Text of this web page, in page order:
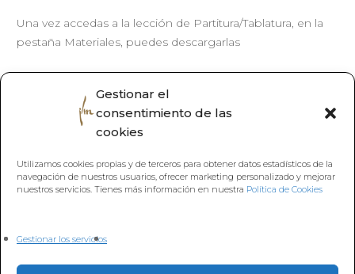
Gestionar el
consentimiento de las
cookies
Utilizamos cookies propias y de terceros para obtener datos estadísticos de la
navegación de nuestros usuarios, ofrecer marketing personalizado y mejorar
nuestros servicios. Tienes más información en nuestra Política de Cookies
Gestionar los servicios
Una vez accedas a la lección de Partitura/Tablatura, en la
pestaña Materiales, puedes descargarlas